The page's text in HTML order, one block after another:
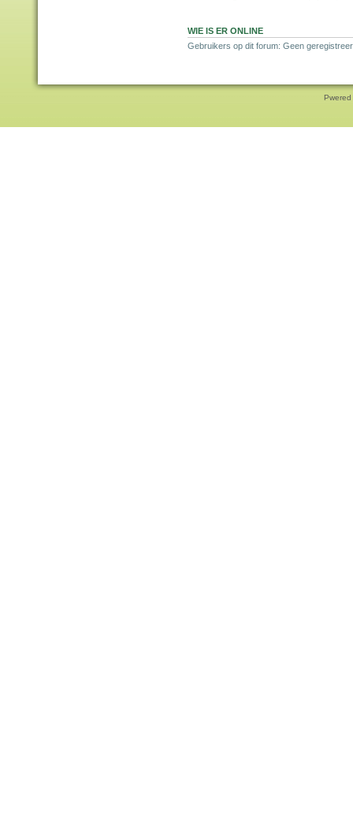
WIE IS ER ONLINE
Gebruikers op dit forum: Geen